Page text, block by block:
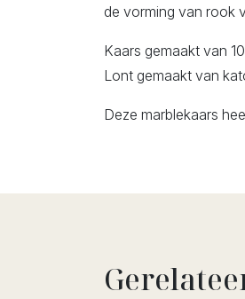
de vorming van rook
Kaars gemaakt van
Lont gemaakt van
Deze marblekaars